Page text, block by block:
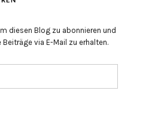
diesen Blog zu abonnieren und
via E-Mail zu erhalten.